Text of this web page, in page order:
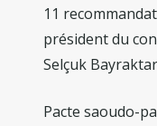
11
président du
Selçuk Bayraktar
Pacte saoudo-